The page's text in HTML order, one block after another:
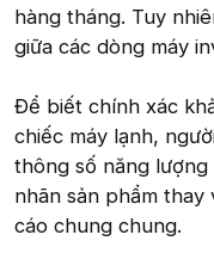
hàng tháng. Tuy
giữa các dòng máy
Để biết chính xác
chiếc máy lạnh,
thông số năng
nhãn sản phẩm
cáo chung chung.